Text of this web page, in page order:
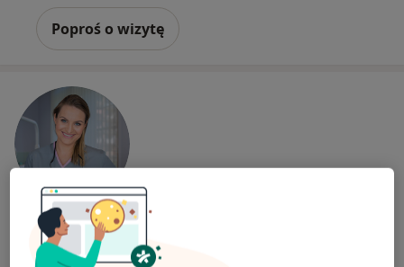
Poproś o wizytę
lek. dent. Kamila Wnuk-Zagalak
Stomatolog· Więcej